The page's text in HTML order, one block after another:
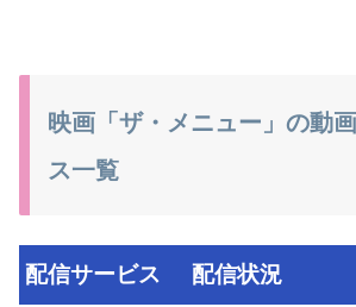
映画「ザ・メニュー」の動
ス一覧
配信サービス 配信状況